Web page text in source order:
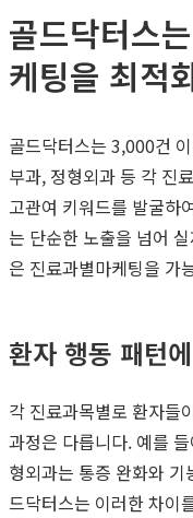
골드닥터스
케팅을 최적
골드닥터스는 3,000건
부과, 정형외과 등 각 진
고관여 키워드를 발굴하
는 단순한 노출을 넘어
은 진료과별마케팅을 가
환자 행동 패턴
각 진료과목별로 환자들
과정은 다릅니다. 예를
형외과는 통증 완화와
드닥터스는 이러한 차이